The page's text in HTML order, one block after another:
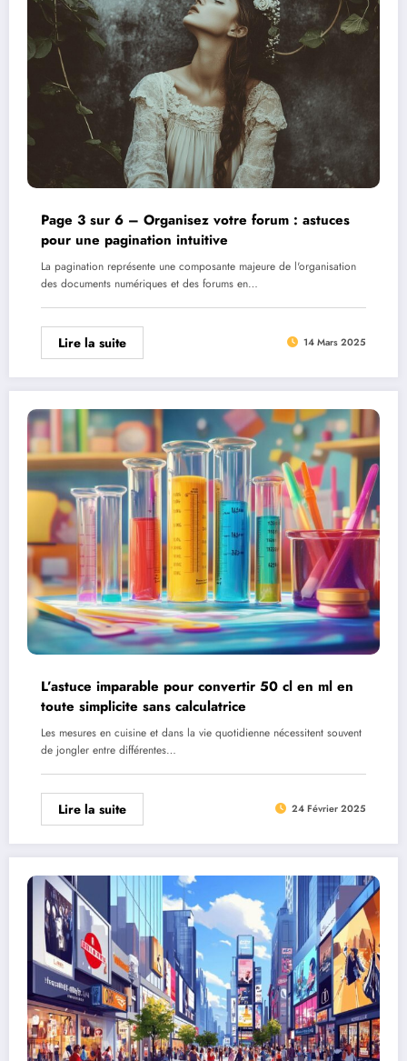
Page 3 sur 6 – Organisez votre forum : astuces
pour une pagination intuitive
La pagination représente une composante majeure de l'organisation
des documents numériques et des forums en…
Lire la suite 14 Mars 2025
L’astuce imparable pour convertir 50 cl en ml en
toute simplicite sans calculatrice
Les mesures en cuisine et dans la vie quotidienne nécessitent souvent
de jongler entre différentes…
Lire la suite 24 Février 2025